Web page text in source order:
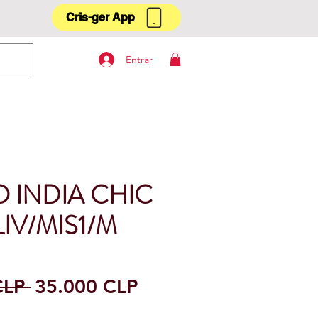
Cris-ger App
Entrar
INDIA CHIC
MIS1/M
Precio
35.000 CLP